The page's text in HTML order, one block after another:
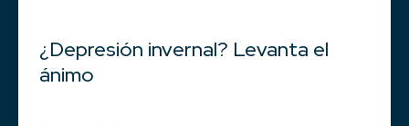
¿Depresión invernal? Levanta el
ánimo